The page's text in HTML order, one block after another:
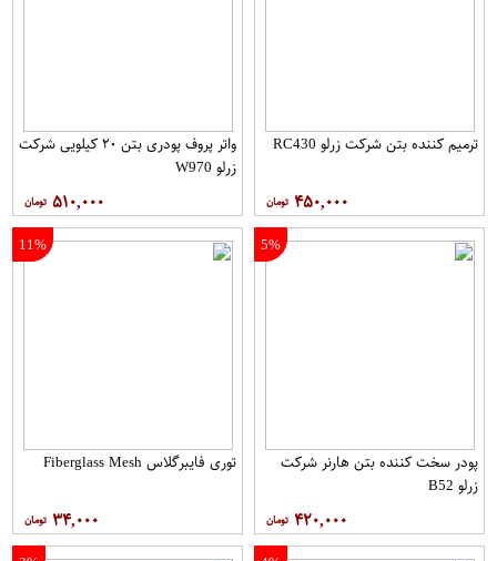
ترمیم کننده بتن شرکت زرلو RC430
۴۵۰,۰۰۰
واتر پروف پودری بتن ۲۰ کیلویی شرکت
زرلو W970
۵۱۰,۰۰۰
5%
پودر سخت کننده بتن هارنر شرکت
زرلو B52
۴۲۰,۰۰۰
11%
توری فایبرگلاس Fiberglass Mesh
۳۴,۰۰۰